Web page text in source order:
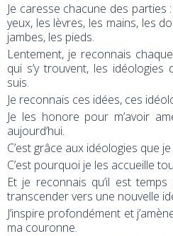
Je caresse chacune des parties
yeux, les lèvres, les mains, les
jambes, les pieds.
Lentement, je reconnais
qui s’y trouvent, les
suis.
Je reconnais ces idées, ces
Je les honore pour m’avoir
aujourd’hui.
C’est grâce aux idéologies que
C’est pourquoi je les accueille
Et je reconnais qu’il est
transcender vers une nouvelle
J’inspire profondément et
ma couronne.